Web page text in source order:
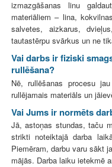
izmazgāšanas linu
materiāliem – lina,
salvetes, aizkarus,
tautastērpu svārkus un ne
Vai darbs ir fiziski
rullēšana?
Nē, rullēšanas procesu
rullējamais materiāls un
Vai Jums ir normēts
Jā, astoņas stundas, taču
strikti noteiktajā darba
Piemēram, darbu varu sākt
mājās. Darba laiku ietekmē